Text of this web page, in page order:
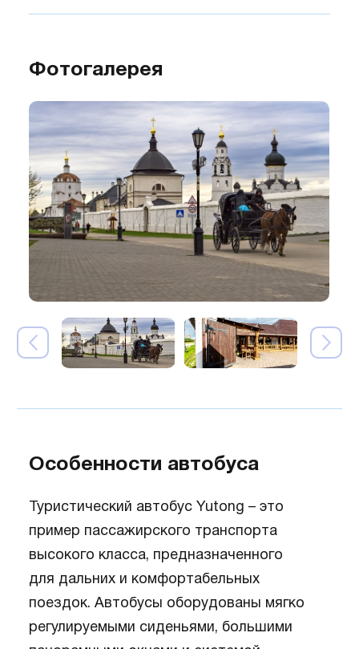
Фотогалерея
Особенности автобуса
Туристический автобус Yutong – это
пример пассажирского транспорта
высокого класса, предназначенного
для дальних и комфортабельных
поездок. Автобусы оборудованы мягко
регулируемыми сиденьями, большими